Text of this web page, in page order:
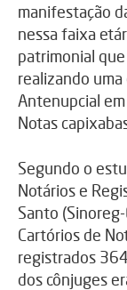
manifestação
nessa faixa
patrimonial
realizando
Antenupcial
Notas
Segundo o
Notários e
Santo
Cartórios de
registrados
dos cônjuges